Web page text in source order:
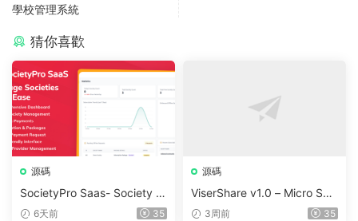
學校管理系統
猜你喜歡
源碼
SocietyPro Saas- Society M
anagement Software v1.0.7
6天前 35
源碼
ViserShare v1.0 – Micro Sha
re Trading And Prediction Pl
3周前 35